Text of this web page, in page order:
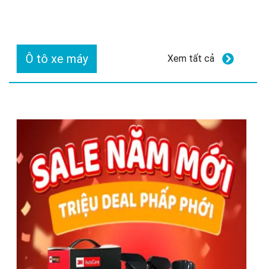
Ô tô xe máy Xem tất cả